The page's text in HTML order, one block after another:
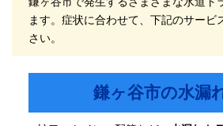
ます。症状に合わせて、下記のサービ
さい。
鎌ヶ谷市の水漏